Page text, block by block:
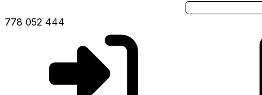
778 052 444